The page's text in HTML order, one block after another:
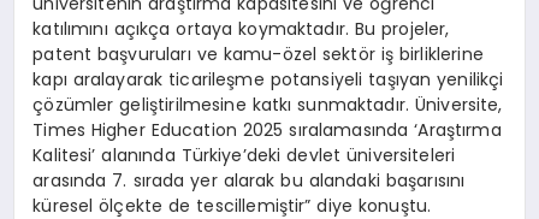
katılımını açıkça ortaya koymaktadır. Bu projeler,
patent başvuruları ve kamu-özel sektör iş birliklerine
kapı aralayarak ticarileşme potansiyeli taşıyan yenilikçi
çözümler geliştirilmesine katkı sunmaktadır. Üniversite,
Times Higher Education 2025 sıralamasında ‘Araştırma
Kalitesi’ alanında Türkiye’deki devlet üniversiteleri
arasında 7. sırada yer alarak bu alandaki başarısını
küresel ölçekte de tescillemiştir” diye konuştu.